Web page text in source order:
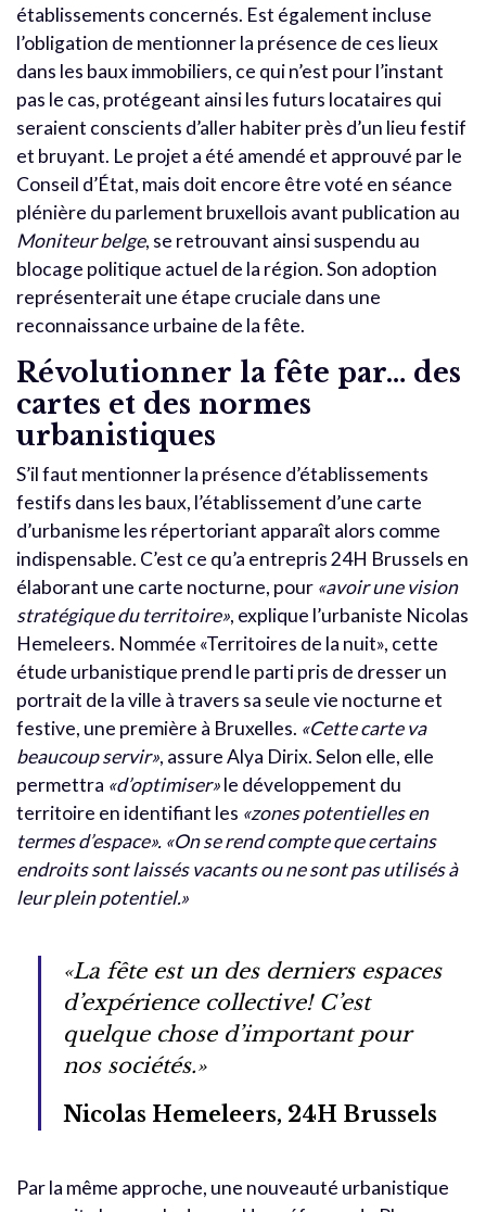
établissements concernés. Est également incluse
l’obligation de mentionner la présence de ces lieux
dans les baux immobiliers, ce qui n’est pour l’instant
pas le cas, protégeant ainsi les futurs locataires qui
seraient conscients d’aller habiter près d’un lieu festif
et bruyant. Le projet a été amendé et approuvé par le
Conseil d’État, mais doit encore être voté en séance
plénière du parlement bruxellois avant publication au
Moniteur belge, se retrouvant ainsi suspendu au
blocage politique actuel de la région. Son adoption
représenterait une étape cruciale dans une
reconnaissance urbaine de la fête.
Révolutionner la fête par… des
cartes et des normes
urbanistiques
S’il faut mentionner la présence d’établissements
festifs dans les baux, l’établissement d’une carte
d’urbanisme les répertoriant apparaît alors comme
indispensable. C’est ce qu’a entrepris 24H Brussels en
élaborant une carte nocturne, pour «avoir une vision
stratégique du territoire», explique l’urbaniste Nicolas
Hemeleers. Nommée «Territoires de la nuit», cette
étude urbanistique prend le parti pris de dresser un
portrait de la ville à travers sa seule vie nocturne et
festive, une première à Bruxelles. «Cette carte va
beaucoup servir», assure Alya Dirix. Selon elle, elle
permettra «d’optimiser»le développement du
territoire en identifiant les «zones potentielles en
termes d’espace». «On se rend compte que certains
endroits sont laissés vacants ou ne sont pas utilisés à
leur plein potentiel.»
«La fête est un des derniers espaces
d’expérience collective! C’est
quelque chose d’important pour
nos sociétés.»
Nicolas Hemeleers, 24H Brussels
Par la même approche, une nouveauté urbanistique